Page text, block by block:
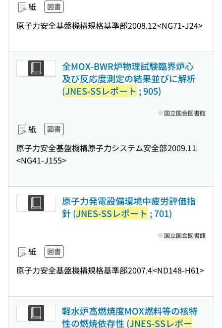
紙 図書
原子力安全基盤機構規格基準部2008.12<NG71-J24>
全MOX-BWR炉物理試験臨界炉心
及び反応度測定の結果並びに解析
(JNES-SSレポート ; 905)
紙 図書
原子力安全基盤機構原子力システム安全部2009.11
<NG41-J155>
国立国会図書館
原子力発電設備環境中疲労評価指
針 (JNES-SSレポート ; 701)
紙 図書
原子力安全基盤機構規格基準部2007.4<ND148-H61>
国立国会図書館
軽水炉高燃焼度MOX燃料等の核特
性の燃焼依存性 (JNES-SSレポー